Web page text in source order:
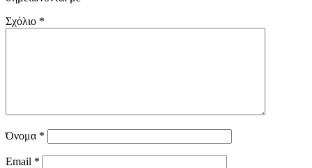
Σχόλιο *
Όνομα *
Email *